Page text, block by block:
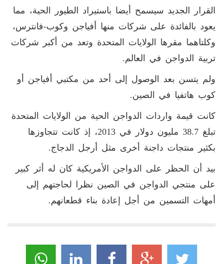
القرار الجديد سيسمح أيضا باستيراد الطيور الحية، مما
يعود بالفائدة على شركات منها أفياجن وكوب-فانترس،
وكلتاهما مقرها الولايات المتحدة وتعد من أكبر شركات
تربية الدواجن في العالم.
ولم يتسن بعد الوصول إلى أحد من مكتبي أفياجن أو
كوب هاتفيا في الصين.
كانت قيمة واردات الدواجن الحية من الولايات المتحدة
تبلغ 38.7 مليون دولار في 2013، إذ كانت تتجاوزها
بكثير منتجات داجنة أخرى مثل أرجل الدجاج.
بيد أن الحظر على الدواجن الأمريكية كان له أثر كبير
على منتجي الدواجن في الصين نظرا لحاجتهم إلى
أمهات التسمين من أجل إعادة بناء قطعانهم.